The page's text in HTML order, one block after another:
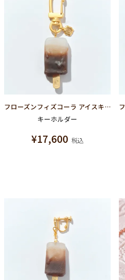
フローズンフィズコーラ アイスキャンディー キーホルダー
キーホルダー
¥17,600 税込